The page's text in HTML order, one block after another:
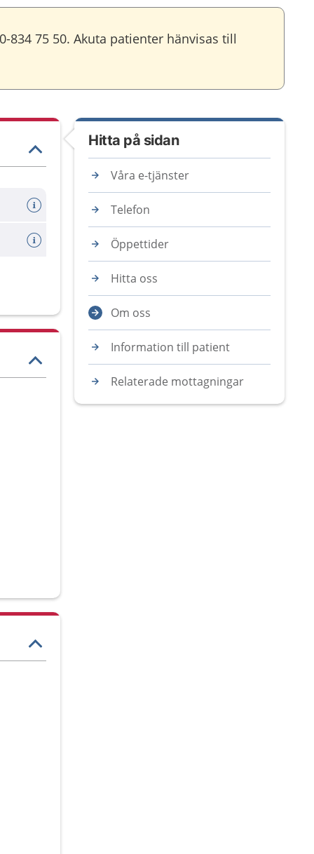
75 50. Akuta patienter hänvisas till
Hitta på sidan
Våra e-tjänster
Telefon
Öppettider
Hitta oss
Om oss
Information till patient
Relaterade mottagningar